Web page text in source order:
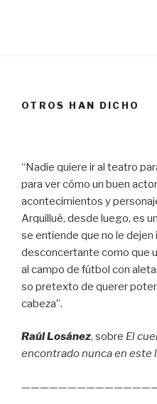
OTROS HAN DICHO
“Nadie quiere ir al teatro
para ver cómo un buen
acontecimientos y
Arquillué, desde luego, es
se entiende que no le dejen
desconcertante como que
al campo de fútbol con
so pretexto de querer
cabeza”.
Raúl Losánez, sobre El
encontrado nunca en este